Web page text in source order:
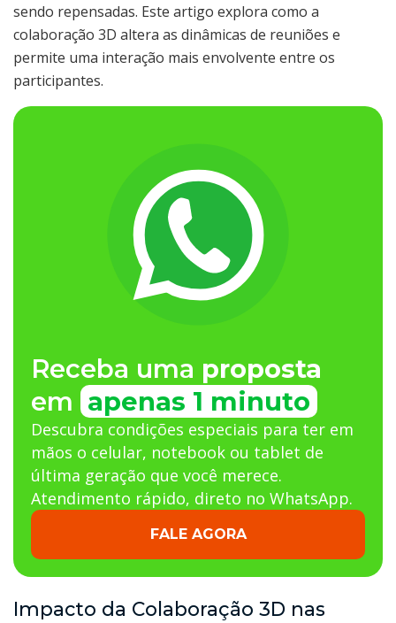
sendo repensadas. Este artigo explora como a
colaboração 3D altera as dinâmicas de reuniões e
permite uma interação mais envolvente entre os
participantes.
Receba uma proposta
em apenas 1 minuto
Descubra condições especiais para ter em
mãos o celular, notebook ou tablet de
última geração que você merece.
Atendimento rápido, direto no WhatsApp.
FALE AGORA
Impacto da Colaboração 3D nas